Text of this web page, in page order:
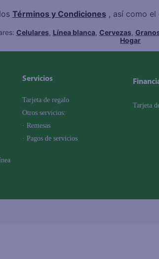
Términos y Condiciones, así como el
Celulares, Línea blanca, Cervezas,
Hogar
Servicios
Tarjeta de regalo
Otros servicios:
· Remesas
· Pagos de servicios
Tarjeta